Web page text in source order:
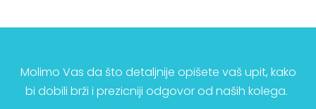
Molimo Vas da što detaljnije opišete vaš upit, kako
bi dobili brži i prezicniji odgovor od naših kolega.